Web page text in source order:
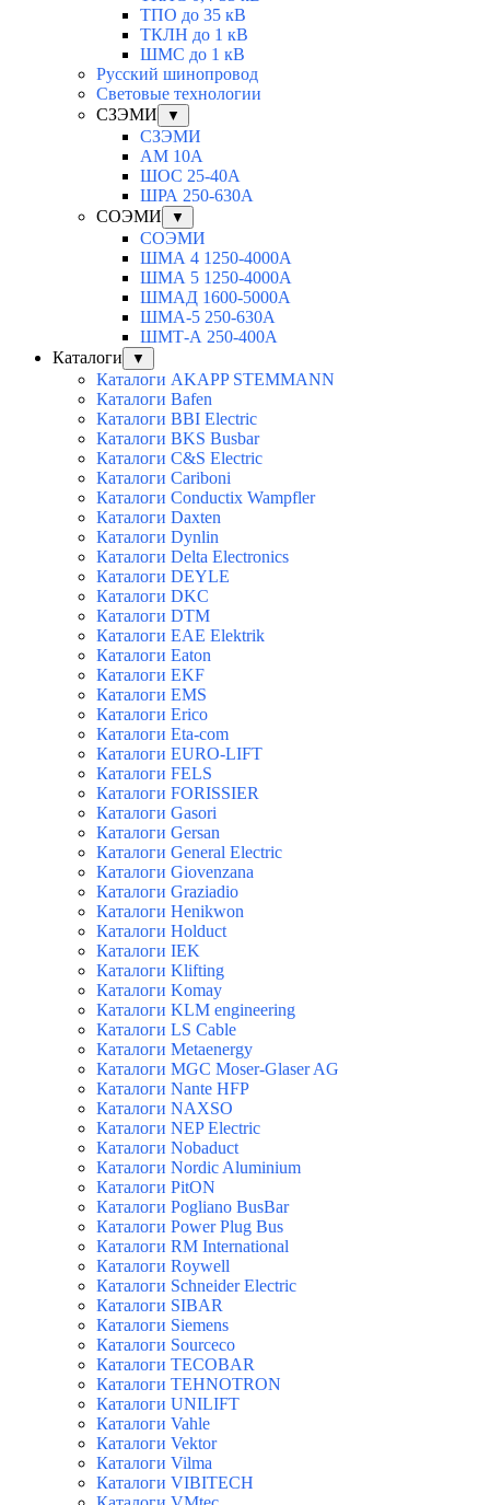
ТПО до 35 кВ
ТКЛН до 1 кВ
ШМС до 1 кВ
Русский шинопровод
Световые технологии
СЗЭМИ
▼
СЗЭМИ
АМ 10А
ШОС 25-40А
ШРА 250-630А
СОЭМИ
▼
СОЭМИ
ШМА 4 1250-4000А
ШМА 5 1250-4000А
ШМАД 1600-5000А
ШМА-5 250-630А
ШМТ-А 250-400А
Каталоги
▼
Каталоги AKAPP STEMMANN
Каталоги Bafen
Каталоги BBI Electric
Каталоги BKS Busbar
Каталоги C&S Electric
Каталоги Cariboni
Каталоги Conductix Wampfler
Каталоги Daxten
Каталоги Dynlin
Каталоги Delta Electronics
Каталоги DEYLE
Каталоги DKC
Каталоги DTM
Каталоги EAE Elektrik
Каталоги Eaton
Каталоги EKF
Каталоги EMS
Каталоги Erico
Каталоги Eta-com
Каталоги EURO-LIFT
Каталоги FELS
Каталоги FORISSIER
Каталоги Gasori
Каталоги Gersan
Каталоги General Electric
Каталоги Giovenzana
Каталоги Graziadio
Каталоги Henikwon
Каталоги Holduct
Каталоги IEK
Каталоги Klifting
Каталоги Komay
Каталоги KLM engineering
Каталоги LS Cable
Каталоги Metaenergy
Каталоги MGC Moser-Glaser AG
Каталоги Nante HFP
Каталоги NAXSO
Каталоги NEP Electric
Каталоги Nobaduct
Каталоги Nordic Aluminium
Каталоги PitON
Каталоги Pogliano BusBar
Каталоги Power Plug Bus
Каталоги RM International
Каталоги Roywell
Каталоги Schneider Electric
Каталоги SIBAR
Каталоги Siemens
Каталоги Sourceco
Каталоги TECOBAR
Каталоги TEHNOTRON
Каталоги UNILIFT
Каталоги Vahle
Каталоги Vektor
Каталоги Vilma
Каталоги VIBITECH